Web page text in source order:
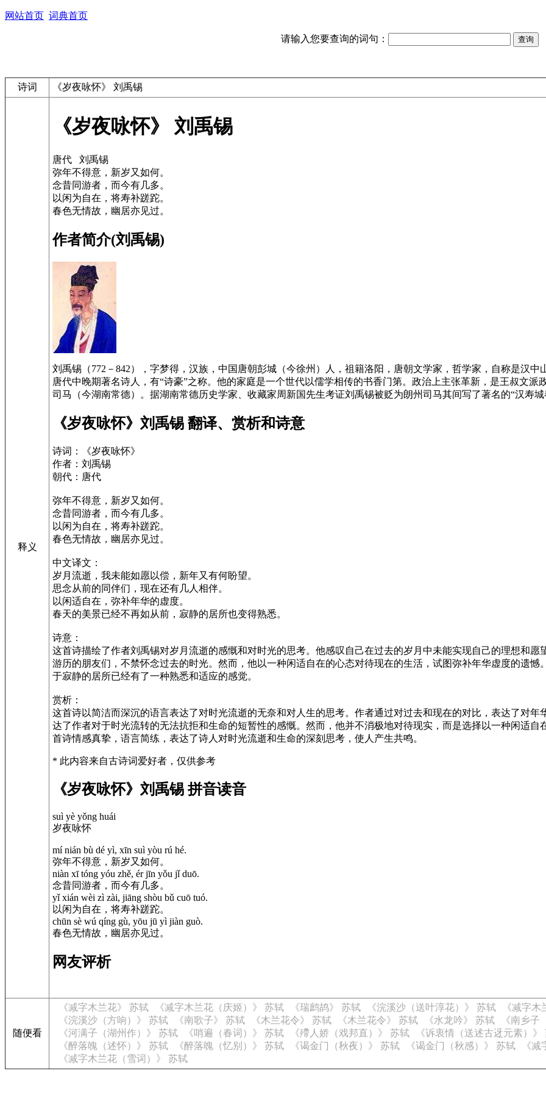
网站首页 词典首页
请输入您要查询的词句：
诗词 《岁夜咏怀》 刘禹锡
释义
《岁夜咏怀》 刘禹锡
唐代 刘禹锡
弥年不得意，新岁又如何。
念昔同游者，而今有几多。
以闲为自在，将寿补蹉跎。
春色无情故，幽居亦见过。
作者简介(刘禹锡)
刘禹锡（772－842），字梦得，汉族，中国唐朝彭城（今徐州）人，祖籍洛阳，唐朝文学家，哲学家，自称是汉
唐代中晚期著名诗人，有“诗豪”之称。他的家庭是一个世代以儒学相传的书香门第。政治上主张革新，是王叔文
司马（今湖南常德）。据湖南常德历史学家、收藏家周新国先生考证刘禹锡被贬为朗州司马其间写了著名的“汉寿城
《岁夜咏怀》刘禹锡 翻译、赏析和诗意
诗词：《岁夜咏怀》
作者：刘禹锡
朝代：唐代
弥年不得意，新岁又如何。
念昔同游者，而今有几多。
以闲为自在，将寿补蹉跎。
春色无情故，幽居亦见过。
中文译文：
岁月流逝，我未能如愿以偿，新年又有何盼望。
思念从前的同伴们，现在还有几人相伴。
以闲适自在，弥补年华的虚度。
春天的美景已经不再如从前，寂静的居所也变得熟悉。
诗意：
这首诗描绘了作者刘禹锡对岁月流逝的感慨和对时光的思考。他感叹自己在过去的岁月中未能实现自己的理想和
游历的朋友们，不禁怀念过去的时光。然而，他以一种闲适自在的心态对待现在的生活，试图弥补年华虚度的遗
于寂静的居所已经有了一种熟悉和适应的感觉。
赏析：
这首诗以简洁而深沉的语言表达了对时光流逝的无奈和对人生的思考。作者通过对过去和现在的对比，表达了对
达了作者对于时光流转的无法抗拒和生命的短暂性的感慨。然而，他并不消极地对待现实，而是选择以一种闲适
首诗情感真挚，语言简练，表达了诗人对时光流逝和生命的深刻思考，使人产生共鸣。
* 此内容来自古诗词爱好者，仅供参考
《岁夜咏怀》刘禹锡 拼音读音
suì yè yǒng huái
岁夜咏怀
mí nián bù dé yì, xīn suì yòu rú hé.
弥年不得意，新岁又如何。
niàn xī tóng yóu zhě, ér jīn yǒu jǐ duō.
念昔同游者，而今有几多。
yǐ xián wèi zì zài, jiāng shòu bǔ cuō tuó.
以闲为自在，将寿补蹉跎。
chūn sè wú qíng gù, yōu jū yì jiàn guò.
春色无情故，幽居亦见过。
网友评析
随便看
《减字木兰花》 苏轼 《减字木兰花（庆姬）》 苏轼 《瑞鹧鸪》 苏轼 《浣溪沙（送叶淳花）》 苏轼
《减字
《浣溪沙（方响）》 苏轼
《南歌子》 苏轼 《木兰花令》 苏轼 《木兰花令》 苏轼 《水龙吟》 苏轼
《南乡子
《河满子（湖州作）》 苏轼
《哨遍（春词）》 苏轼 《殢人娇（戏邦直）》 苏轼
《诉衷情（送述古迓元素）》
《醉落魄（述怀）》 苏轼
《醉落魄（忆别）》 苏轼 《谒金门（秋夜）》 苏轼 《谒金门（秋感）》 苏轼
《
《减字木兰花（雪词）》 苏轼